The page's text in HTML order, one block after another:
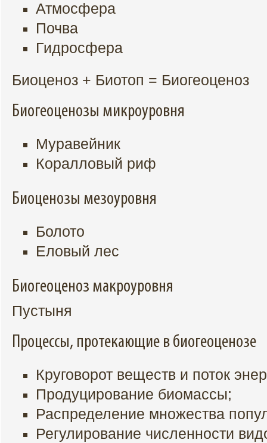
Атмосфера
Почва
Гидросфера
Биоценоз + Биотоп = Биогеоценоз
Биогеоценозы микроуровня
Муравейник
Коралловый риф
Биоценозы мезоуровня
Болото
Еловый лес
Биогеоценоз макроуровня
Пустыня
Процессы, протекающие в биогеоценозе
Круговорот веществ и поток
Продуцирование биомассы;
Распределение множества
Регулирование численности